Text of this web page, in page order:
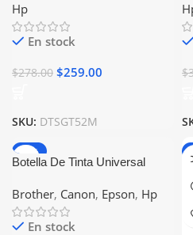
Hp
En stock
$278.00 $259.00
SKU: DTSGT52M
$
-12%
Botella De Tinta Universal
Con Epson Canon Brother Hp
Brother, Canon, Epson, Hp
En stock